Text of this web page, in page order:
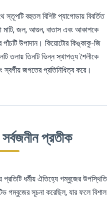
স্তূপটি বহুতল বিশিষ্ট প্যাগোডায় বিবর্তিত
মাটি, জল, আগুন, বাতাস এবং আকাশকে
পাঁচটি উপাদান। কিয়োটোর কিঙ্কাকু-জি
তলায় তিনটি ভিন্ন স্থাপত্য শৈলীকে
স্বর্গীয় জগতের প্রতিনিধিত্ব করে।
প্রতীক
প্রতিটি ধর্মীয় ঐতিহ্যে গম্বুজের উপস্থিতি
গম্বুজের সূচনা করেছিল, যার ফলে বিশাল